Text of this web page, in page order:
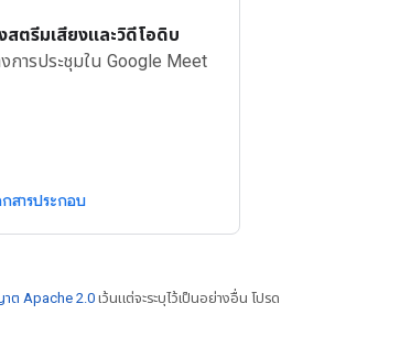
สตรีมเสียงและวิดีโอดิบ
งการประชุมใน Google Meet
กสารประกอบ
ต Apache 2.0 เว้นแต่จะระบุไว้เป็นอย่างอื่น โปรด